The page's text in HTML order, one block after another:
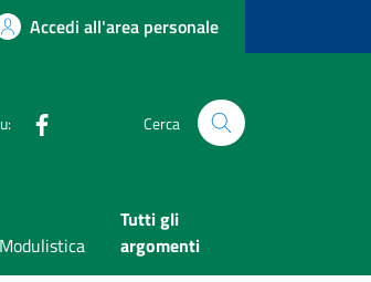
Accedi all'area personale
Cerca
Modulistica
Tutti gli
argomenti